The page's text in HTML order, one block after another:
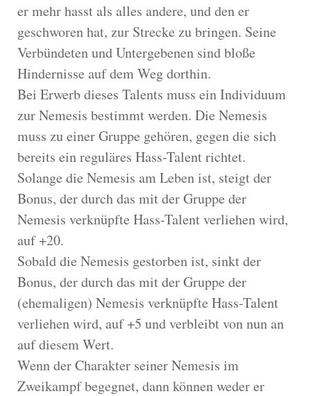
er mehr hasst als alles andere, und den er
geschworen hat, zur Strecke zu bringen. Seine
Verbündeten und Untergebenen sind bloße
Hindernisse auf dem Weg dorthin.
Bei Erwerb dieses Talents muss ein Individuum
zur Nemesis bestimmt werden. Die Nemesis
muss zu einer Gruppe gehören, gegen die sich
bereits ein reguläres Hass-Talent richtet.
Solange die Nemesis am Leben ist, steigt der
Bonus, der durch das mit der Gruppe der
Nemesis verknüpfte Hass-Talent verliehen wird,
auf +20.
Sobald die Nemesis gestorben ist, sinkt der
Bonus, der durch das mit der Gruppe der
(ehemaligen) Nemesis verknüpfte Hass-Talent
verliehen wird, auf +5 und verbleibt von nun an
auf diesem Wert.
Wenn der Charakter seiner Nemesis im
Zweikampf begegnet, dann können weder er